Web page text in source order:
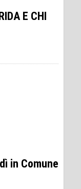
E CHI
in Comune